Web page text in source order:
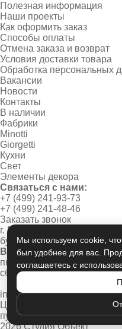
Полезная информация
Наши проекты
Как оформить заказ
Способы оплаты
Отмена заказа и возврат
Условия доставки товара
Обработка персональных
Вакансии
Новости
Контакты
В наличии
Фабрики
Minotti
Giorgetti
Кухни
Свет
Элементы декора
Связаться с нами:
+7 (499) 241-93-73
+7 (499) 241-48-46
Заказать звонок
г. Москва, Новинский
бульвар, дом 1/2
Время работы:
пн-пт 10:00 - 20:00
сб-вс 11:00 - 19:00
info@studio-object.ru
Цены носят
публичной офертой
2026 Студия Объект
Мы используем cookie,
был удобнее для вас.
соглашаетесь с